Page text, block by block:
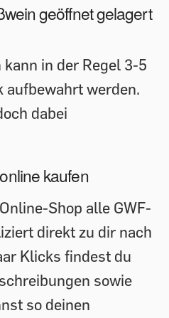
geöffnet gelagert
in der Regel 3-5
aufbewahrt werden.
dabei
kaufen
Shop alle GWF-
direkt zu dir nach
Klicks findest du
sowie
so deinen